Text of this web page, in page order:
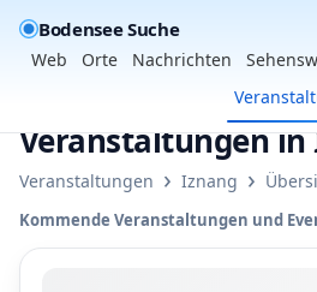
Bodensee Suche
Web Orte Nachrichten
Veranstaltungen in
Veranstaltungen › Iznang ›
Kommende Veranstaltungen und